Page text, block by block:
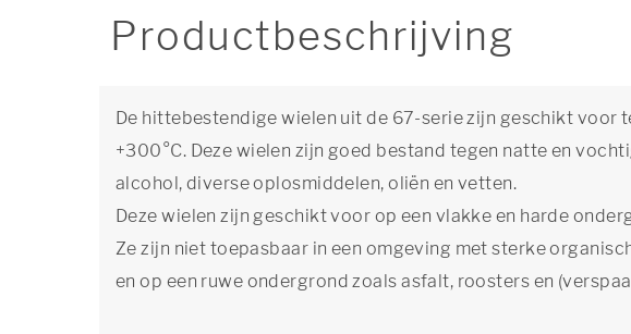
Productbeschrijving
De hittebestendige wielen uit de 67-serie zijn geschikt voor
+300°C. Deze wielen zijn goed bestand tegen natte en
alcohol, diverse oplosmiddelen, oliën en vetten.
Deze wielen zijn geschikt voor op een vlakke en harde
Ze zijn niet toepasbaar in een omgeving met sterke
en op een ruwe ondergrond zoals asfalt, roosters en